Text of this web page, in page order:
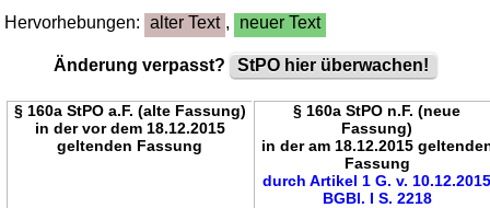
Hervorhebungen: alter Text , neuer Text
Änderung verpasst? StPO hier überwachen!
§ 160a StPO a.F. (alte Fassung)
in der vor dem 18.12.2015
geltenden Fassung
§ 160a StPO n.F. (neue
Fassung)
in der am 18.12.2015
Fassung
durch Artikel 1 G. v.
BGBl. I S. 2218